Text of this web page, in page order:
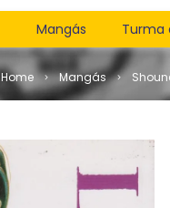
Mangás Turma
Mangás